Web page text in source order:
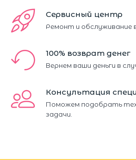
Сервисный центр
Ремонт и обслуживание
100% возврат денег
Вернем ваши деньги в
Консультация
Поможем подобрать
задачи.